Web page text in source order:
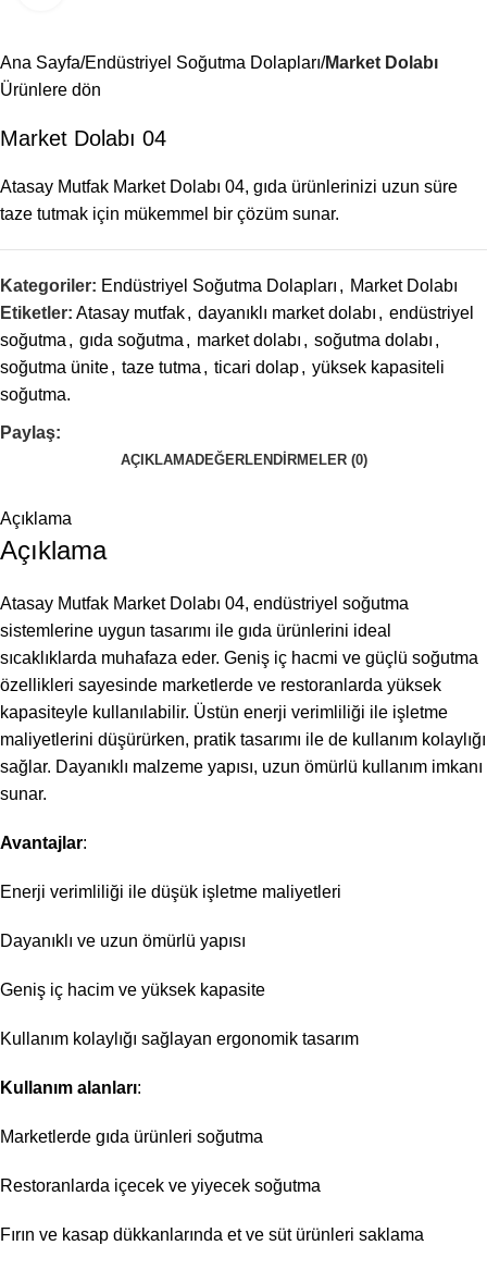
Ana Sayfa Endüstriyel Soğutma Dolapları Market Dolabı
Ürünlere dön
Market Dolabı 04
Atasay Mutfak Market Dolabı 04, gıda ürünlerinizi uzun süre
taze tutmak için mükemmel bir çözüm sunar.
Kategoriler: Endüstriyel Soğutma Dolapları , Market Dolabı
Etiketler: Atasay mutfak, dayanıklı market dolabı , endüstriyel
soğutma , gıda soğutma , market dolabı , soğutma dolabı ,
soğutma ünite, taze tutma , ticari dolap, yüksek kapasiteli
soğutma.
Paylaş:
AÇIKLAMADEĞERLENDIRMELER (0)
Açıklama
Açıklama
Atasay Mutfak Market Dolabı 04, endüstriyel soğutma
sistemlerine uygun tasarımı ile gıda ürünlerini ideal
sıcaklıklarda muhafaza eder. Geniş iç hacmi ve güçlü soğutma
özellikleri sayesinde marketlerde ve restoranlarda yüksek
kapasiteyle kullanılabilir. Üstün enerji verimliliği ile işletme
maliyetlerini düşürürken, pratik tasarımı ile de kullanım kolaylığı
sağlar. Dayanıklı malzeme yapısı, uzun ömürlü kullanım imkanı
sunar.
Avantajlar:
Enerji verimliliği ile düşük işletme maliyetleri
Dayanıklı ve uzun ömürlü yapısı
Geniş iç hacim ve yüksek kapasite
Kullanım kolaylığı sağlayan ergonomik tasarım
Kullanım alanları:
Marketlerde gıda ürünleri soğutma
Restoranlarda içecek ve yiyecek soğutma
Fırın ve kasap dükkanlarında et ve süt ürünleri saklama